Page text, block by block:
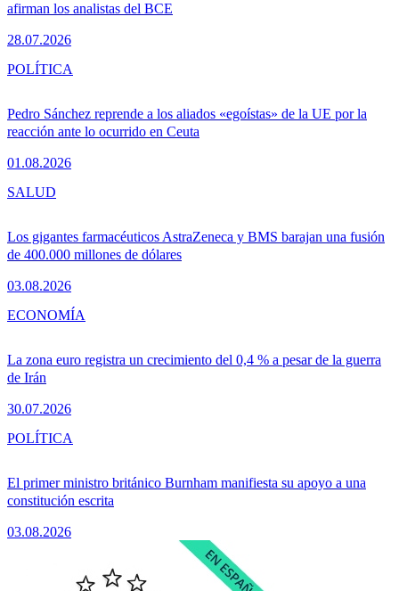
afirman los analistas del BCE
28.07.2026
Pedro Sánchez reprende a los aliados «egoístas» de la UE por la
reacción ante lo ocurrido en Ceuta
01.08.2026
POLÍTICA
Los gigantes farmacéuticos AstraZeneca y BMS barajan una fusión
de 400.000 millones de dólares
03.08.2026
SALUD
La zona euro registra un crecimiento del 0,4 % a pesar de la guerra
de Irán
30.07.2026
ECONOMÍA
El primer ministro británico Burnham manifiesta su apoyo a una
constitución escrita
03.08.2026
POLÍTICA